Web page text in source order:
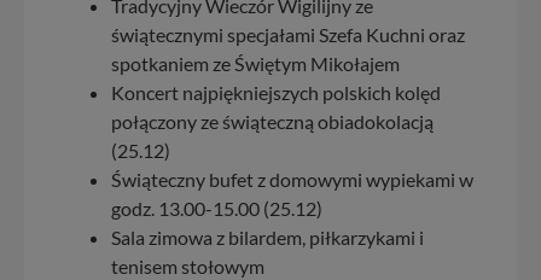
Tradycyjny Wieczór Wigilijny ze
świątecznymi specjałami Szefa Kuchni oraz
spotkaniem ze Świętym Mikołajem
Koncert najpiękniejszych polskich kolęd
połączony ze świąteczną obiadokolacją
(25.12)
Świąteczny bufet z domowymi wypiekami w
godz. 13.00-15.00 (25.12)
Sala zimowa z bilardem, piłkarzykami i
tenisem stołowym